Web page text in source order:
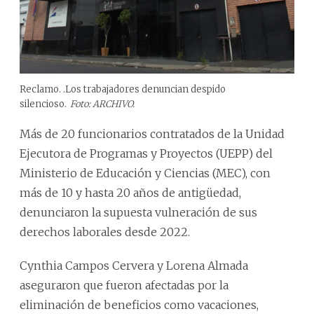
Reclamo. .Los trabajadores denuncian despido
silencioso. Foto: ARCHIVO.
Más de 20 funcionarios contratados de la Unidad
Ejecutora de Programas y Proyectos (UEPP) del
Ministerio de Educación y Ciencias (MEC), con
más de 10 y hasta 20 años de antigüedad,
denunciaron la supuesta vulneración de sus
derechos laborales desde 2022.
Cynthia Campos Cervera y Lorena Almada
aseguraron que fueron afectadas por la
eliminación de beneficios como vacaciones,